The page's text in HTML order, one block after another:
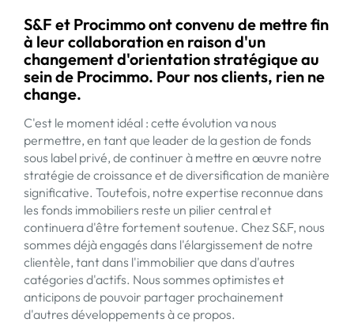
S&F et Procimmo ont convenu de mettre fin
à leur collaboration en raison d'un
changement d'orientation stratégique au
sein de Procimmo. Pour nos clients, rien ne
change.
C'est le moment idéal : cette évolution va nous
permettre, en tant que leader de la gestion de fonds
sous label privé, de continuer à mettre en œuvre notre
stratégie de croissance et de diversification de manière
significative. Toutefois, notre expertise reconnue dans
les fonds immobiliers reste un pilier central et
continuera d'être fortement soutenue. Chez S&F, nous
sommes déjà engagés dans l'élargissement de notre
clientèle, tant dans l'immobilier que dans d'autres
catégories d'actifs. Nous sommes optimistes et
anticipons de pouvoir partager prochainement
d'autres développements à ce propos.